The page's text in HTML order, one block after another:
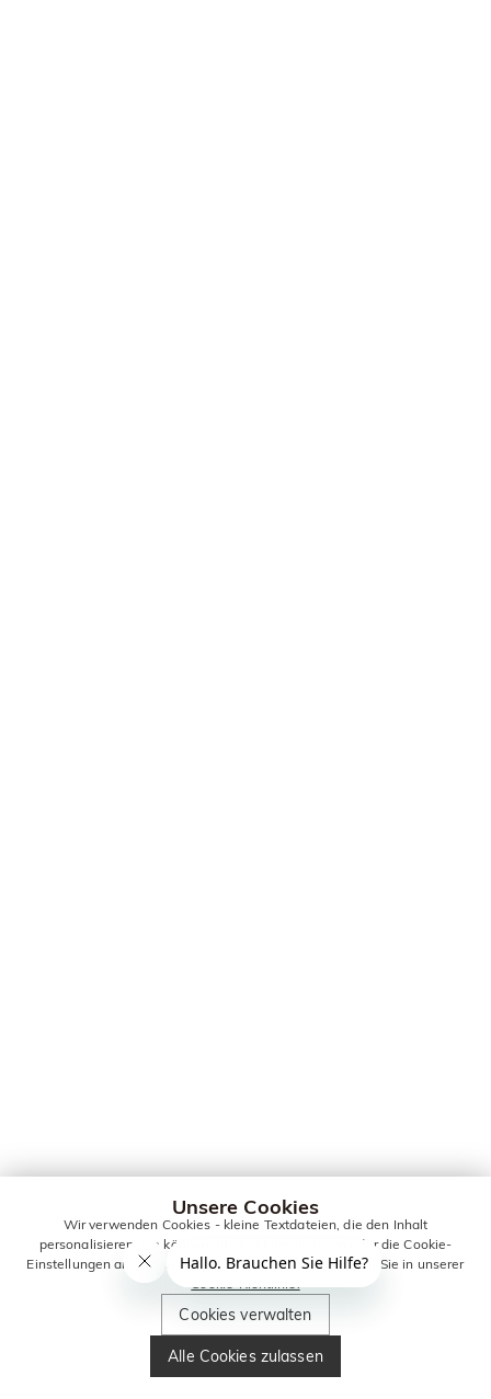
Unsere Cookies
Wir verwenden Cookies - kleine Textdateien, die den Inhalt
personalisieren. Sie können alle Cookies zulassen oder die Cookie-
Einstellungen anpassen. Weitere Informationen erhalten Sie in unserer
Cookie-Richtlinie.
Cookies verwalten
Alle Cookies zulassen